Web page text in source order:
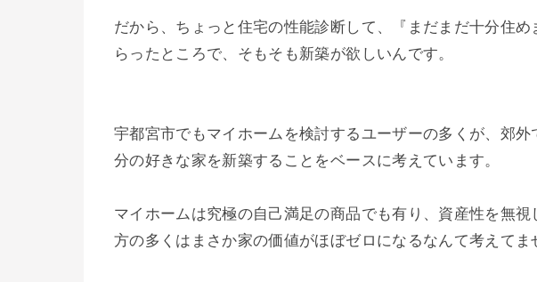
だから、ちょっと住宅の性能診断して、『まだまだ十分住
らったところで、そもそも新築が欲しいんです。
宇都宮市でもマイホームを検討するユーザーの多くが、郊
分の好きな家を新築することをベースに考えています。
マイホームは究極の自己満足の商品でも有り、資産性を無
方の多くはまさか家の価値がほぼゼロになるなんて考えてま